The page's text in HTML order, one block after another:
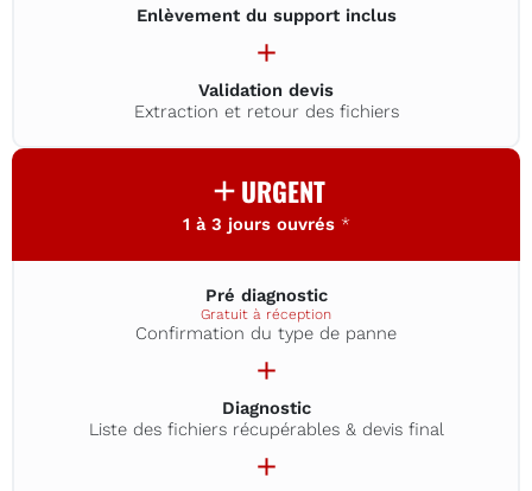
Enlèvement du support inclus
Validation devis
Extraction et retour des fichiers
URGENT
1 à 3 jours ouvrés *
Pré diagnostic
Gratuit à réception
Confirmation du type de panne
Diagnostic
Liste des fichiers récupérables & devis final